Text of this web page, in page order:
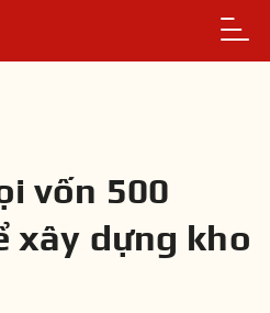
vốn 500
xây dựng kho